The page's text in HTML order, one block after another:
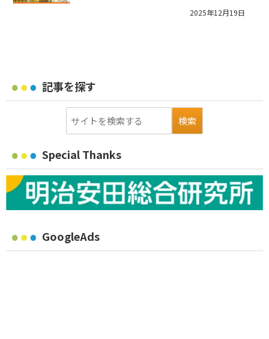
2025年12月19日
記事を探す
Special Thanks
GoogleAds